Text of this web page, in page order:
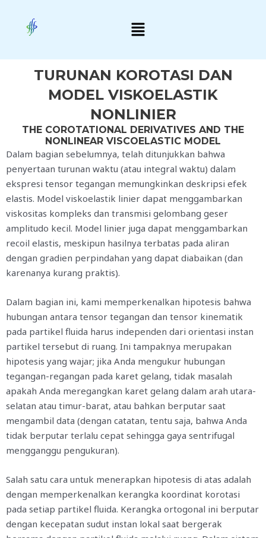
content
Menu
TURUNAN KOROTASI DAN
MODEL VISKOELASTIK
NONLINIER
THE COROTATIONAL DERIVATIVES AND THE
NONLINEAR VISCOELASTIC MODEL
Dalam bagian sebelumnya, telah ditunjukkan bahwa
penyertaan turunan waktu (atau integral waktu) dalam
ekspresi tensor tegangan memungkinkan deskripsi efek
elastis. Model viskoelastik linier dapat menggambarkan
viskositas kompleks dan transmisi gelombang geser
amplitudo kecil. Model linier juga dapat menggambarkan
recoil elastis, meskipun hasilnya terbatas pada aliran
dengan gradien perpindahan yang dapat diabaikan (dan
karenanya kurang praktis).
Dalam bagian ini, kami memperkenalkan hipotesis bahwa
hubungan antara tensor tegangan dan tensor kinematik
pada partikel fluida harus independen dari orientasi instan
partikel tersebut di ruang. Ini tampaknya merupakan
hipotesis yang wajar; jika Anda mengukur hubungan
tegangan-regangan pada karet gelang, tidak masalah
apakah Anda meregangkan karet gelang dalam arah utara-
selatan atau timur-barat, atau bahkan berputar saat
mengambil data (dengan catatan, tentu saja, bahwa Anda
tidak berputar terlalu cepat sehingga gaya sentrifugal
mengganggu pengukuran).
Salah satu cara untuk menerapkan hipotesis di atas adalah
dengan memperkenalkan kerangka koordinat korotasi
pada setiap partikel fluida. Kerangka ortogonal ini berputar
dengan kecepatan sudut instan lokal saat bergerak